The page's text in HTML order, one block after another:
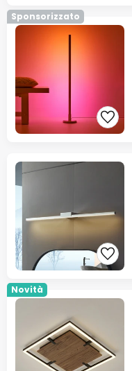
Sponsorizzato
Novità